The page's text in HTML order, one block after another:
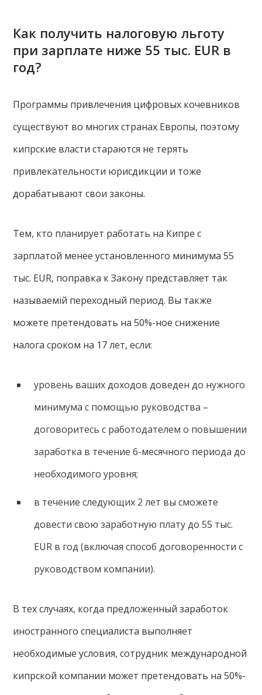
Как получить налоговую льготу
при зарплате ниже 55 тыс. EUR в
год?
Программы привлечения цифровых кочевников
существуют во многих странах Европы, поэтому
кипрские власти стараются не терять
привлекательности юрисдикции и тоже
дорабатывают свои законы.
Тем, кто планирует работать на Кипре с
зарплатой менее установленного минимума 55
тыс. EUR, поправка к Закону представляет так
называемій переходный период. Вы также
можете претендовать на 50%-ное снижение
налога сроком на 17 лет, если:
уровень ваших доходов доведен до нужного
минимума с помощью руководства –
договоритесь с работодателем о повышении
заработка в течение 6-месячного периода до
необходимого уровня;
в течение следующих 2 лет вы сможете
довести свою заработную плату до 55 тыс.
EUR в год (включая способ договоренности с
руководством компании).
В тех случаях, когда предложенный заработок
иностранного специалиста выполняет
необходимые условия, сотрудник международной
кипрской компании может претендовать на 50%-